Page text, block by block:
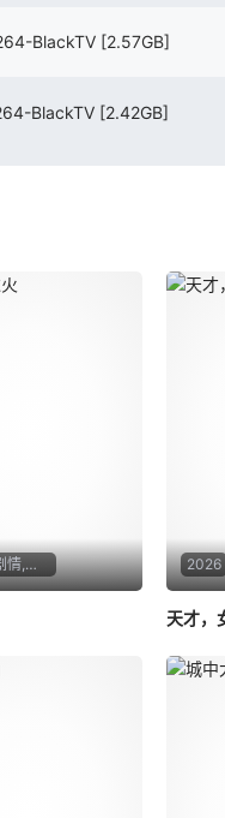
BlackTV [2.57GB]
BlackTV [2.42GB]
剧情,爱情 2026
天才，